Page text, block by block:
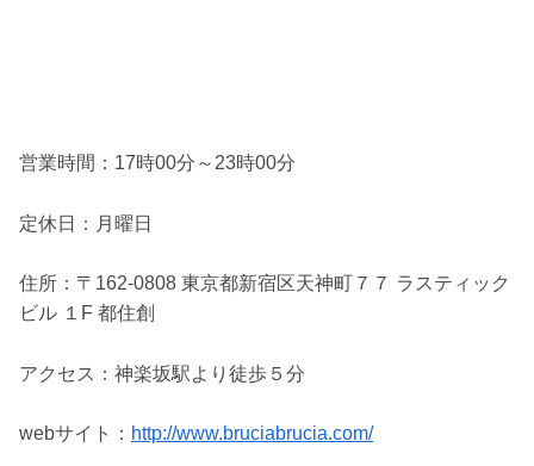
営業時間：17時00分～23時00分
定休日：月曜日
住所：〒162-0808 東京都新宿区天神町７７ ラスティック
ビル １F 都住創
アクセス：神楽坂駅より徒歩５分
webサイト： http://www.bruciabrucia.com/